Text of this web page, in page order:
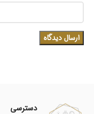
دسترسی